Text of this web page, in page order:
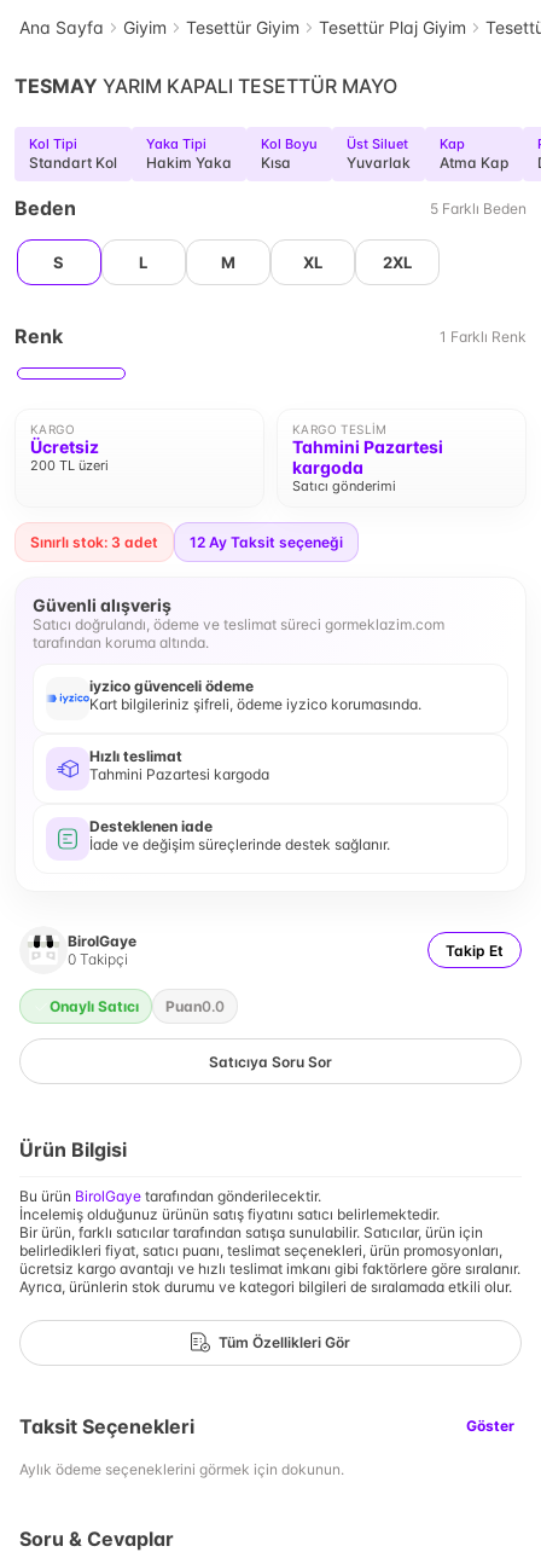
Ana Sayfa Giyim Tesettür Giyim Tesettür Plaj Giyim
TESMAY YARIM KAPALI TESETTÜR MAYO
Kol Tipi
Standart Kol
Yaka Tipi
Hakim Yaka
Kol Boyu
Kısa
Üst Siluet
Yuvarlak
Kap
Atma Kap
Beden 5 Farklı Beden
S L M XL 2XL
Renk 1 Farklı Renk
KARGO
Ücretsiz
200 TL üzeri
KARGO TESLIM
Tahmini Pazartesi
kargoda
Satıcı gönderimi
Sınırlı stok: 3 adet 12 Ay Taksit seçeneği
Güvenli alışveriş
Satıcı doğrulandı, ödeme ve teslimat süreci gormeklazim.com
tarafından koruma altında.
iyzico güvenceli ödeme
Kart bilgileriniz şifreli, ödeme iyzico korumasında.
Hızlı teslimat
Tahmini Pazartesi kargoda
Desteklenen iade
İade ve değişim süreçlerinde destek sağlanır.
BirolGaye
0 Takipçi Takip Et
Onaylı Satıcı Puan0.0
Satıcıya Soru Sor
Ürün Bilgisi
Bu ürün BirolGaye tarafından gönderilecektir.
İncelemiş olduğunuz ürünün satış fiyatını satıcı belirlemektedir.
Bir ürün, farklı satıcılar tarafından satışa sunulabilir. Satıcılar, ürün için
belirledikleri fiyat, satıcı puanı, teslimat seçenekleri, ürün promosyonları,
ücretsiz kargo avantajı ve hızlı teslimat imkanı gibi faktörlere göre sıralanır.
Ayrıca, ürünlerin stok durumu ve kategori bilgileri de sıralamada etkili olur.
Tüm Özellikleri Gör
Taksit Seçenekleri Göster
Aylık ödeme seçeneklerini görmek için dokunun.
Soru & Cevaplar